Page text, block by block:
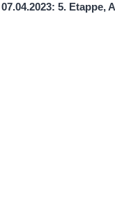
07.04.2023: 5. Etappe,